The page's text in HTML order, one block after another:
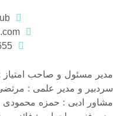
992 98+
مدیر مسئول و صاحب
سردبیر و مدیر علمی :
مشاور ادبی : حمزه محمودی